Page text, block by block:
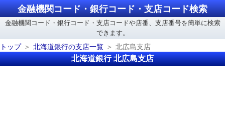
金融機関コード・銀行コード・支店コード検索
金融機関コード・銀行コード・支店コードや店番、支店番号を簡単に検索
できます。
トップ
北海道銀行の支店一覧 北広島支店
北海道銀行 北広島支店